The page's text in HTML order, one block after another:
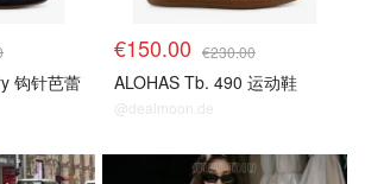
钩针芭蕾
€150.00 €230.00
ALOHAS Tb. 490 运动鞋
@dealmoon.de